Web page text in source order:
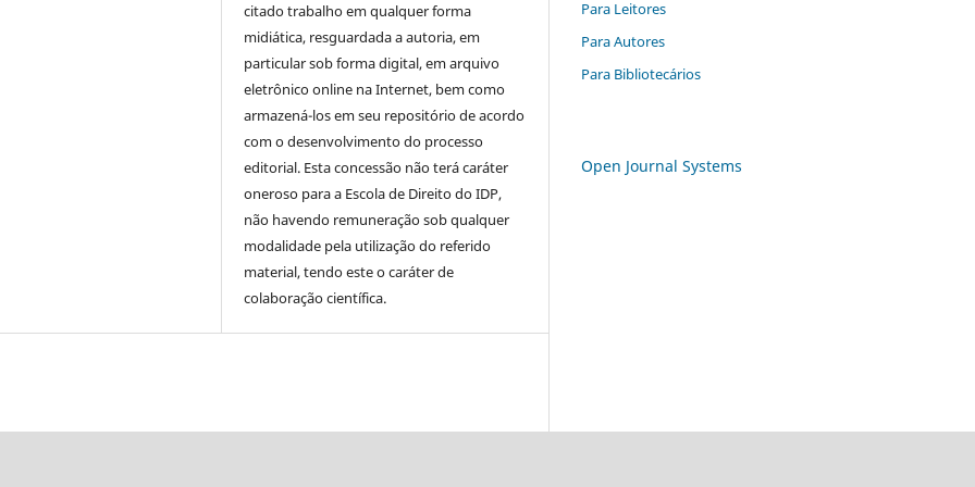
citado trabalho em qualquer forma
midiática, resguardada a autoria, em
particular sob forma digital, em arquivo
eletrônico online na Internet, bem como
armazená-los em seu repositório de acordo
com o desenvolvimento do processo
editorial. Esta concessão não terá caráter
oneroso para a Escola de Direito do IDP,
não havendo remuneração sob qualquer
modalidade pela utilização do referido
material, tendo este o caráter de
colaboração científica.
Para Leitores
Para Autores
Para Bibliotecários
Open Journal Systems